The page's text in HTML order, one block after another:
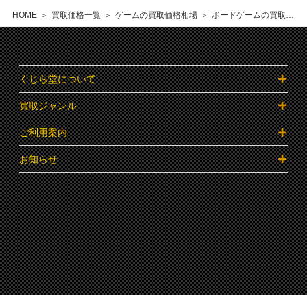
HOME 買取価格一覧 ゲームの買取価格相場 ボードゲームの買取価格相場
くじら堂について
買取ジャンル
ご利用案内
お知らせ